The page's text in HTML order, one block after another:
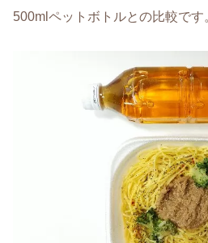
500mlペットボトルとの比較です